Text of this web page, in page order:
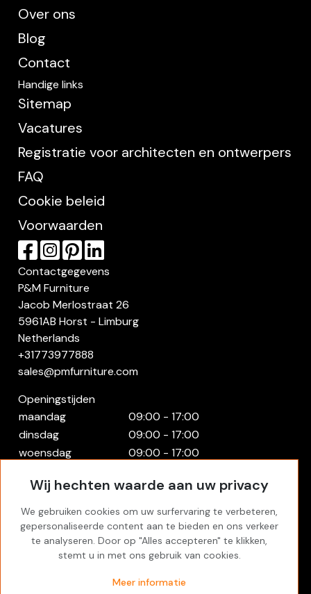
Over ons
Blog
Contact
Handige links
Sitemap
Vacatures
Registratie voor architecten en ontwerpers
FAQ
Cookie beleid
Voorwaarden
Contactgegevens
P&M Furniture
Jacob Merlostraat 26
5961AB Horst - Limburg
Netherlands
+31773977888
sales@pmfurniture.com
Openingstijden
maandag
09:00 - 17:00
dinsdag
09:00 - 17:00
woensdag
09:00 - 17:00
vrijdag
09:00 - 17:00
zaterdag
Gesloten
zondag
Gesloten
Rekening
Inloggen
Wij hechten waarde aan uw privacy
We gebruiken cookies om uw surfervaring te verbeteren,
gepersonaliseerde content aan te bieden en ons verkeer
te analyseren. Door op "Alles accepteren" te klikken,
stemt u in met ons gebruik van cookies.
Meer informatie